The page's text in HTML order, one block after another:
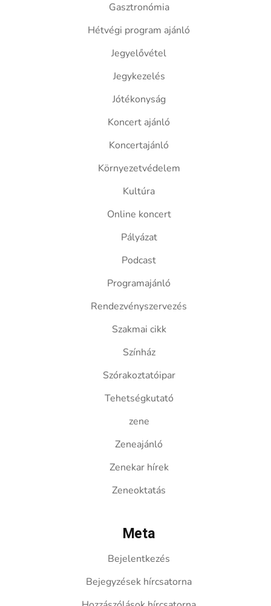
Gasztronómia
Hétvégi program ajánló
Jegyelővétel
Jegykezelés
Jótékonyság
Koncert ajánló
Koncertajánló
Környezetvédelem
Kultúra
Online koncert
Pályázat
Podcast
Programajánló
Rendezvényszervezés
Szakmai cikk
Színház
Szórakoztatóipar
Tehetségkutató
zene
Zeneajánló
Zenekar hírek
Zeneoktatás
Meta
Bejelentkezés
Bejegyzések hírcsatorna